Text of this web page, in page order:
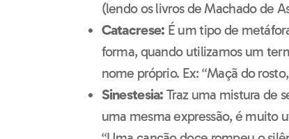
(lendo os livros de Machado de
Catacrese: É um tipo de
forma, quando utilizamos um
nome próprio. Ex: “Maçã do
Sinestesia: Traz uma mistura de
uma mesma expressão, é muito